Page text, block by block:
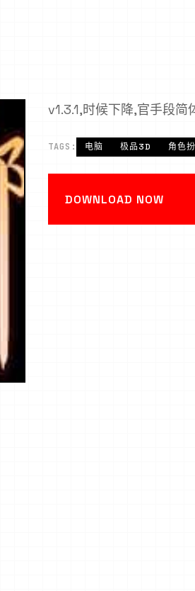
v1.3.1,时候下降,官手段简
TAGS: 电脑 极品3D 角色
DOWNLOAD NOW